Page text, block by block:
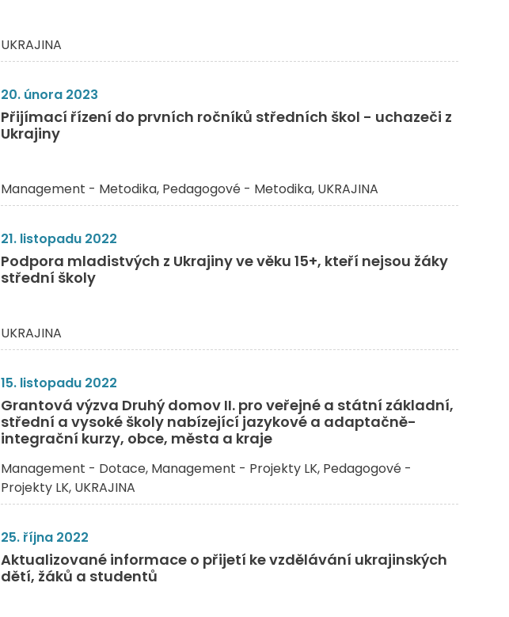
UKRAJINA
20. února 2023
Přijímací řízení do prvních ročníků středních škol - uchazeči z
Ukrajiny
Management - Metodika Pedagogové - Metodika UKRAJINA
21. listopadu 2022
Podpora mladistvých z Ukrajiny ve věku 15+, kteří nejsou žáky
střední školy
UKRAJINA
15. listopadu 2022
Grantová výzva Druhý domov II. pro veřejné a státní základní,
střední a vysoké školy nabízející jazykové a adaptačně-
integrační kurzy, obce, města a kraje
Management - Dotace Management - Projekty LK Pedagogové -
Projekty LK UKRAJINA
25. října 2022
Aktualizované informace o přijetí ke vzdělávání ukrajinských
dětí, žáků a studentů